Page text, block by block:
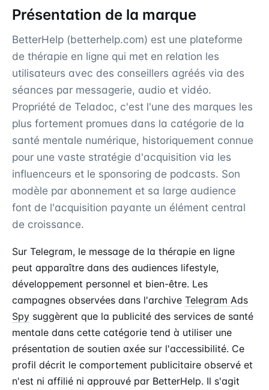
Présentation de la marque
BetterHelp (betterhelp.com) est une plateforme
de thérapie en ligne qui met en relation les
utilisateurs avec des conseillers agréés via des
séances par messagerie, audio et vidéo.
Propriété de Teladoc, c'est l'une des marques les
plus fortement promues dans la catégorie de la
santé mentale numérique, historiquement connue
pour une vaste stratégie d'acquisition via les
influenceurs et le sponsoring de podcasts. Son
modèle par abonnement et sa large audience
font de l'acquisition payante un élément central
de croissance.
Sur Telegram, le message de la thérapie en ligne
peut apparaître dans des audiences lifestyle,
développement personnel et bien-être. Les
campagnes observées dans l'archive Telegram Ads
Spy suggèrent que la publicité des services de santé
mentale dans cette catégorie tend à utiliser une
présentation de soutien axée sur l'accessibilité. Ce
profil décrit le comportement publicitaire observé et
n'est ni affilié ni approuvé par BetterHelp. Il s'agit